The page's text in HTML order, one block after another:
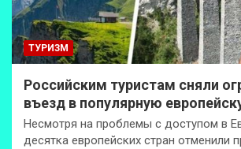
ТУРИЗМ
Российским туристам сняли
въезд в популярную
Несмотря на проблемы с доступом в
десятка европейских стран отменили